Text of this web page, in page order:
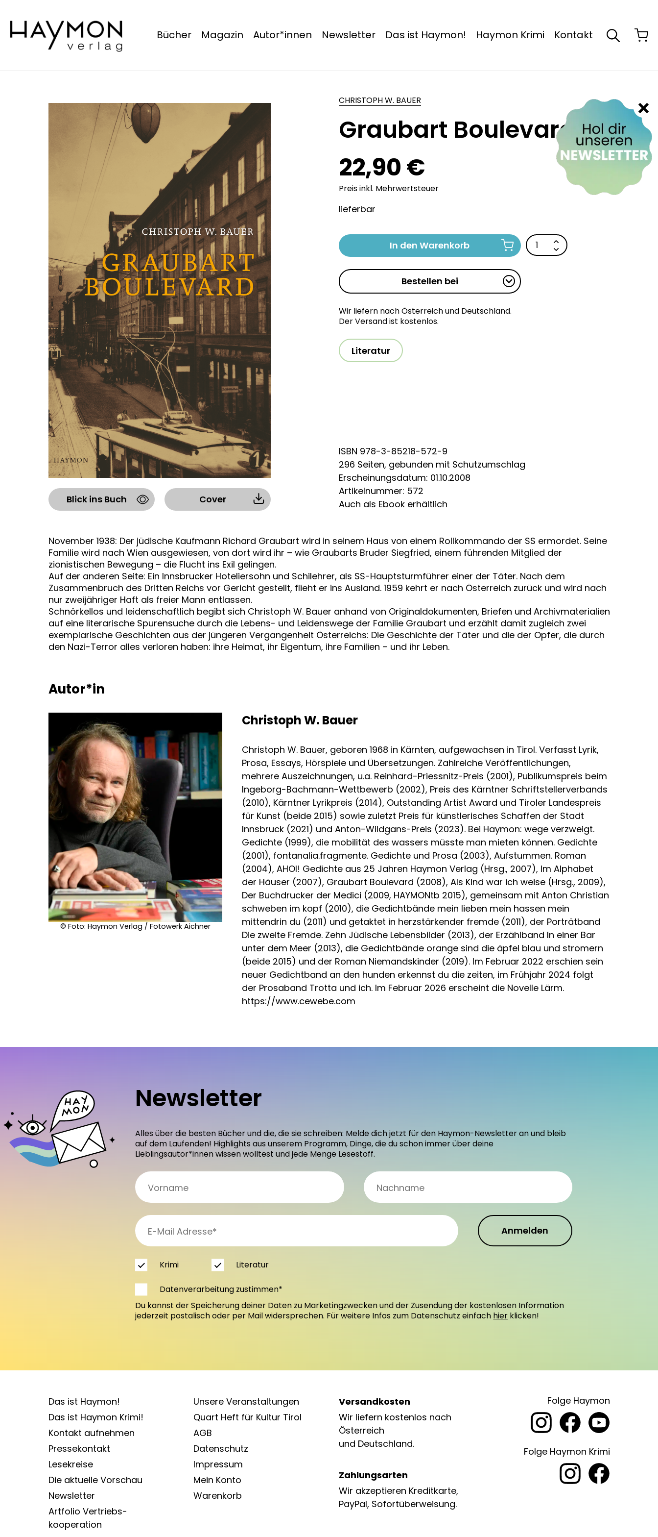
Bücher Magazin Autor*innen Newsletter Das ist Haymon! Haymon Krimi Kontakt
Blick ins Buch Cover
CHRISTOPH W. BAUER
Graubart Boulevard
22,90 €
Preis inkl. Mehrwertsteuer
lieferbar
In den Warenkorb
Bestellen bei
Wir liefern nach Österreich und Deutschland.
Der Versand ist kostenlos.
Literatur
ISBN 978-3-85218-572-9
296 Seiten, gebunden mit Schutzumschlag
Erscheinungsdatum: 01.10.2008
Artikelnummer: 572
Auch als Ebook erhältlich
November 1938: Der jüdische Kaufmann Richard Graubart wird in seinem Haus von einem Rollkommando der SS ermordet. Seine
Familie wird nach Wien ausgewiesen, von dort wird ihr – wie Graubarts Bruder Siegfried, einem führenden Mitglied der
zionistischen Bewegung – die Flucht ins Exil gelingen.
Auf der anderen Seite: Ein Innsbrucker Hoteliersohn und Schilehrer, als SS-Hauptsturmführer einer der Täter. Nach dem
Zusammenbruch des Dritten Reichs vor Gericht gestellt, flieht er ins Ausland. 1959 kehrt er nach Österreich zurück und wird nach
nur zweijähriger Haft als freier Mann entlassen.
Schnörkellos und leidenschaftlich begibt sich Christoph W. Bauer anhand von Originaldokumenten, Briefen und Archivmaterialien
auf eine literarische Spurensuche durch die Lebens- und Leidenswege der Familie Graubart und erzählt damit zugleich zwei
exemplarische Geschichten aus der jüngeren Vergangenheit Österreichs: Die Geschichte der Täter und die der Opfer, die durch
den Nazi-Terror alles verloren haben: ihre Heimat, ihr Eigentum, ihre Familien – und ihr Leben.
Autor*in
© Foto: Haymon Verlag / Fotowerk Aichner
Christoph W. Bauer
Christoph W. Bauer, geboren 1968 in Kärnten, aufgewachsen in Tirol. Verfasst Lyrik,
Prosa, Essays, Hörspiele und Übersetzungen. Zahlreiche Veröffentlichungen,
mehrere Auszeichnungen, u.a. Reinhard-Priessnitz-Preis (2001), Publikumspreis beim
Ingeborg-Bachmann-Wettbewerb (2002), Preis des Kärntner Schriftstellerverbands
(2010), Kärntner Lyrikpreis (2014), Outstanding Artist Award und Tiroler Landespreis
für Kunst (beide 2015) sowie zuletzt Preis für künstlerisches Schaffen der Stadt
Innsbruck (2021) und Anton-Wildgans-Preis (2023). Bei Haymon: wege verzweigt.
Gedichte (1999), die mobilität des wassers müsste man mieten können. Gedichte
(2001), fontanalia.fragmente. Gedichte und Prosa (2003), Aufstummen. Roman
(2004), AHOI! Gedichte aus 25 Jahren Haymon Verlag (Hrsg., 2007), Im Alphabet
der Häuser (2007), Graubart Boulevard (2008), Als Kind war ich weise (Hrsg., 2009),
Der Buchdrucker der Medici (2009, HAYMONtb 2015), gemeinsam mit Anton Christian
schweben im kopf (2010), die Gedichtbände mein lieben mein hassen mein
mittendrin du (2011) und getaktet in herzstärkender fremde (2011), der Porträtband
Die zweite Fremde. Zehn Jüdische Lebensbilder (2013), der Erzählband In einer Bar
unter dem Meer (2013), die Gedichtbände orange sind die äpfel blau und stromern
(beide 2015) und der Roman Niemandskinder (2019). Im Februar 2022 erschien sein
neuer Gedichtband an den hunden erkennst du die zeiten, im Frühjahr 2024 folgt
der Prosaband Trotta und ich. Im Februar 2026 erscheint die Novelle Lärm.
https://www.cewebe.com
Newsletter
Alles über die besten Bücher und die, die sie schreiben: Melde dich jetzt für den Haymon-Newsletter an und bleib
auf dem Laufenden! Highlights aus unserem Programm, Dinge, die du schon immer über deine
Lieblingsautor*innen wissen wolltest und jede Menge Lesestoff.
Anmelden
Krimi Literatur
Datenverarbeitung zustimmen*
Du kannst der Speicherung deiner Daten zu Marketingzwecken und der Zusendung der kostenlosen Information
jederzeit postalisch oder per Mail widersprechen. Für weitere Infos zum Datenschutz einfach hier klicken!
Das ist Haymon!
Das ist Haymon Krimi!
Kontakt aufnehmen
Pressekontakt
Lesekreise
Die aktuelle Vorschau
Newsletter
Artfolio Vertriebs­
kooperation
Unsere Veranstaltungen
Quart Heft für Kultur Tirol
AGB
Datenschutz
Impressum
Mein Konto
Warenkorb
Versandkosten
Wir liefern kostenlos nach
Österreich
und Deutschland.
Zahlungsarten
Wir akzeptieren Kreditkarte,
PayPal, Sofortüberweisung.
Folge Haymon
Folge Haymon Krimi